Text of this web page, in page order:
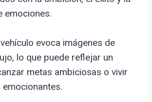
emociones.
evoca imágenes de
lo que puede reflejar un
metas ambiciosas o vivir